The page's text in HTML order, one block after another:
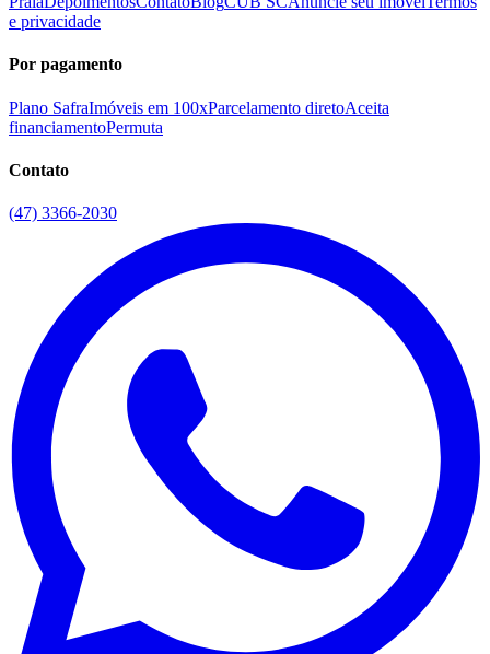
e privacidade
Por pagamento
Plano SafraImóveis em 100xParcelamento diretoAceita
financiamentoPermuta
Contato
(47) 3366-2030